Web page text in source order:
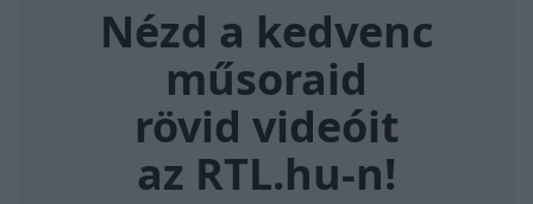
Nézd a kedvenc
műsoraid
rövid videóit
az RTL.hu-n!